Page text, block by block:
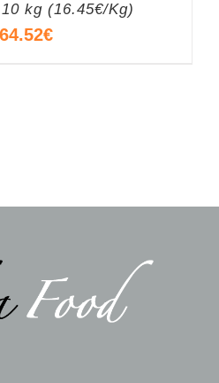
kg (16.45€/Kg)
€